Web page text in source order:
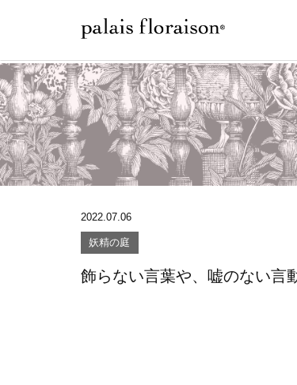
2022.07.06
妖精の庭
飾らない言葉や、嘘のない言